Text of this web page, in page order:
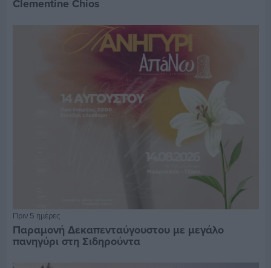
Clementine Chios
Πριν 5 ημέρες
Παραμονή Δεκαπενταύγουστου με μεγάλο
πανηγύρι στη Σιδηρούντα